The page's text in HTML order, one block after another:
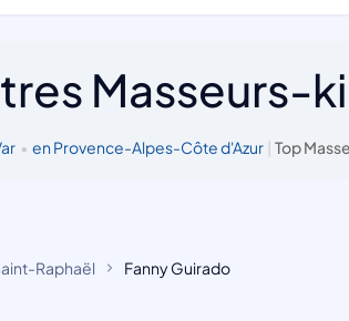
Masseurs-
• en Provence-Alpes-Côte d'Azur | Top
Raphaël Fanny Guirado